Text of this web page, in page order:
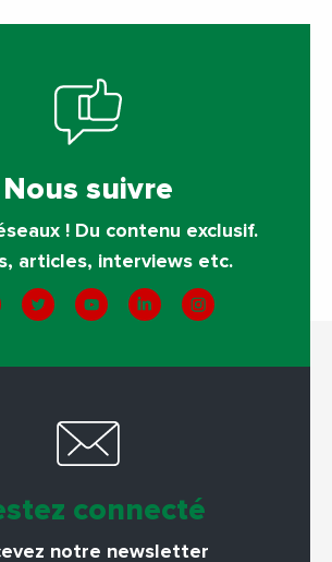
Nous suivre
! Du contenu exclusif.
articles, interviews etc.
connecté
notre newsletter